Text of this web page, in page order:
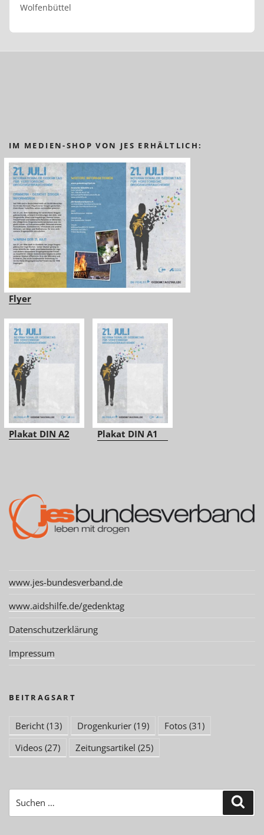
Wolfenbüttel
IM MEDIEN-SHOP VON JES ERHÄLTLICH:
Flyer
Plakat DIN A2 Plakat DIN A1
www.jes-bundesverband.de
www.aidshilfe.de/gedenktag
Datenschutzerklärung
Impressum
BEITRAGSART
Bericht (13) Drogenkurier (19) Fotos (31)
Videos (27) Zeitungsartikel (25)
nach: